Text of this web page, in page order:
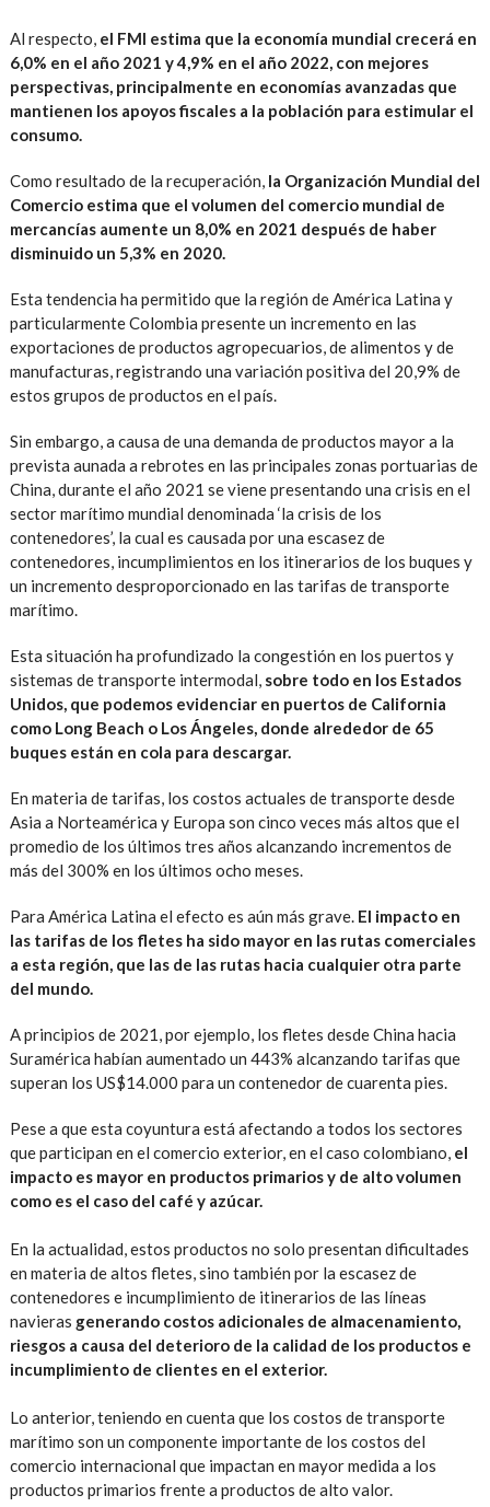
Al respecto, el FMI estima que la economía mundial crecerá en
6,0% en el año 2021 y 4,9% en el año 2022, con mejores
perspectivas, principalmente en economías avanzadas que
mantienen los apoyos fiscales a la población para estimular el
consumo.
Como resultado de la recuperación,la Organización Mundial del
Comercio estima que el volumen del comercio mundial de
mercancías aumente un 8,0% en 2021 después de haber
disminuido un 5,3% en 2020.
Esta tendencia ha permitido que la región de América Latina y
particularmente Colombia presente un incremento en las
exportaciones de productos agropecuarios, de alimentos y de
manufacturas, registrando una variación positiva del 20,9% de
estos grupos de productos en el país.
Sin embargo, a causa de una demanda de productos mayor a la
prevista aunada a rebrotes en las principales zonas portuarias de
China, durante el año 2021 se viene presentando una crisis en el
sector marítimo mundial denominada ‘la crisis de los
contenedores’, la cual es causada por una escasez de
contenedores, incumplimientos en los itinerarios de los buques y
un incremento desproporcionado en las tarifas de transporte
marítimo.
Esta situación ha profundizado la congestión en los puertos y
sistemas de transporte intermodal,sobre todo en los Estados
Unidos, que podemos evidenciar en puertos de California
como Long Beach o Los Ángeles, donde alrededor de 65
buques están en cola para descargar.
En materia de tarifas, los costos actuales de transporte desde
Asia a Norteamérica y Europa son cinco veces más altos que el
promedio de los últimos tres años alcanzando incrementos de
más del 300% en los últimos ocho meses.
Para América Latina el efecto es aún más grave. El impacto en
las tarifas de los fletes ha sido mayor en las rutas comerciales
a esta región, que las de las rutas hacia cualquier otra parte
del mundo.
A principios de 2021, por ejemplo, los fletes desde China hacia
Suramérica habían aumentado un 443% alcanzando tarifas que
superan los US$14.000 para un contenedor de cuarenta pies.
Pese a que esta coyuntura está afectando a todos los sectores
que participan en el comercio exterior, en el caso colombiano, el
impacto es mayor en productos primarios y de alto volumen
como es el caso del café y azúcar.
En la actualidad, estos productos no solo presentan dificultades
en materia de altos fletes, sino también por la escasez de
contenedores e incumplimiento de itinerarios de las líneas
navieras generando costos adicionales de almacenamiento,
riesgos a causa del deterioro de la calidad de los productos e
incumplimiento de clientes en el exterior.
Lo anterior, teniendo en cuenta que los costos de transporte
marítimo son un componente importante de los costos del
comercio internacional que impactan en mayor medida a los
productos primarios frente a productos de alto valor.